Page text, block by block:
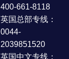
400-661-8118
英国总部专线：
0044-
2039851520
英国中文专线：